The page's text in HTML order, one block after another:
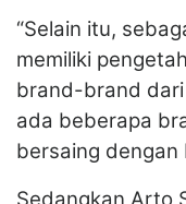
“Selain itu,
memiliki
brand-brand
ada beberapa
bersaing dengan